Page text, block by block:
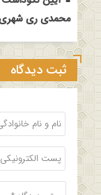
محمدی ری شهری
ثبت دیدگاه